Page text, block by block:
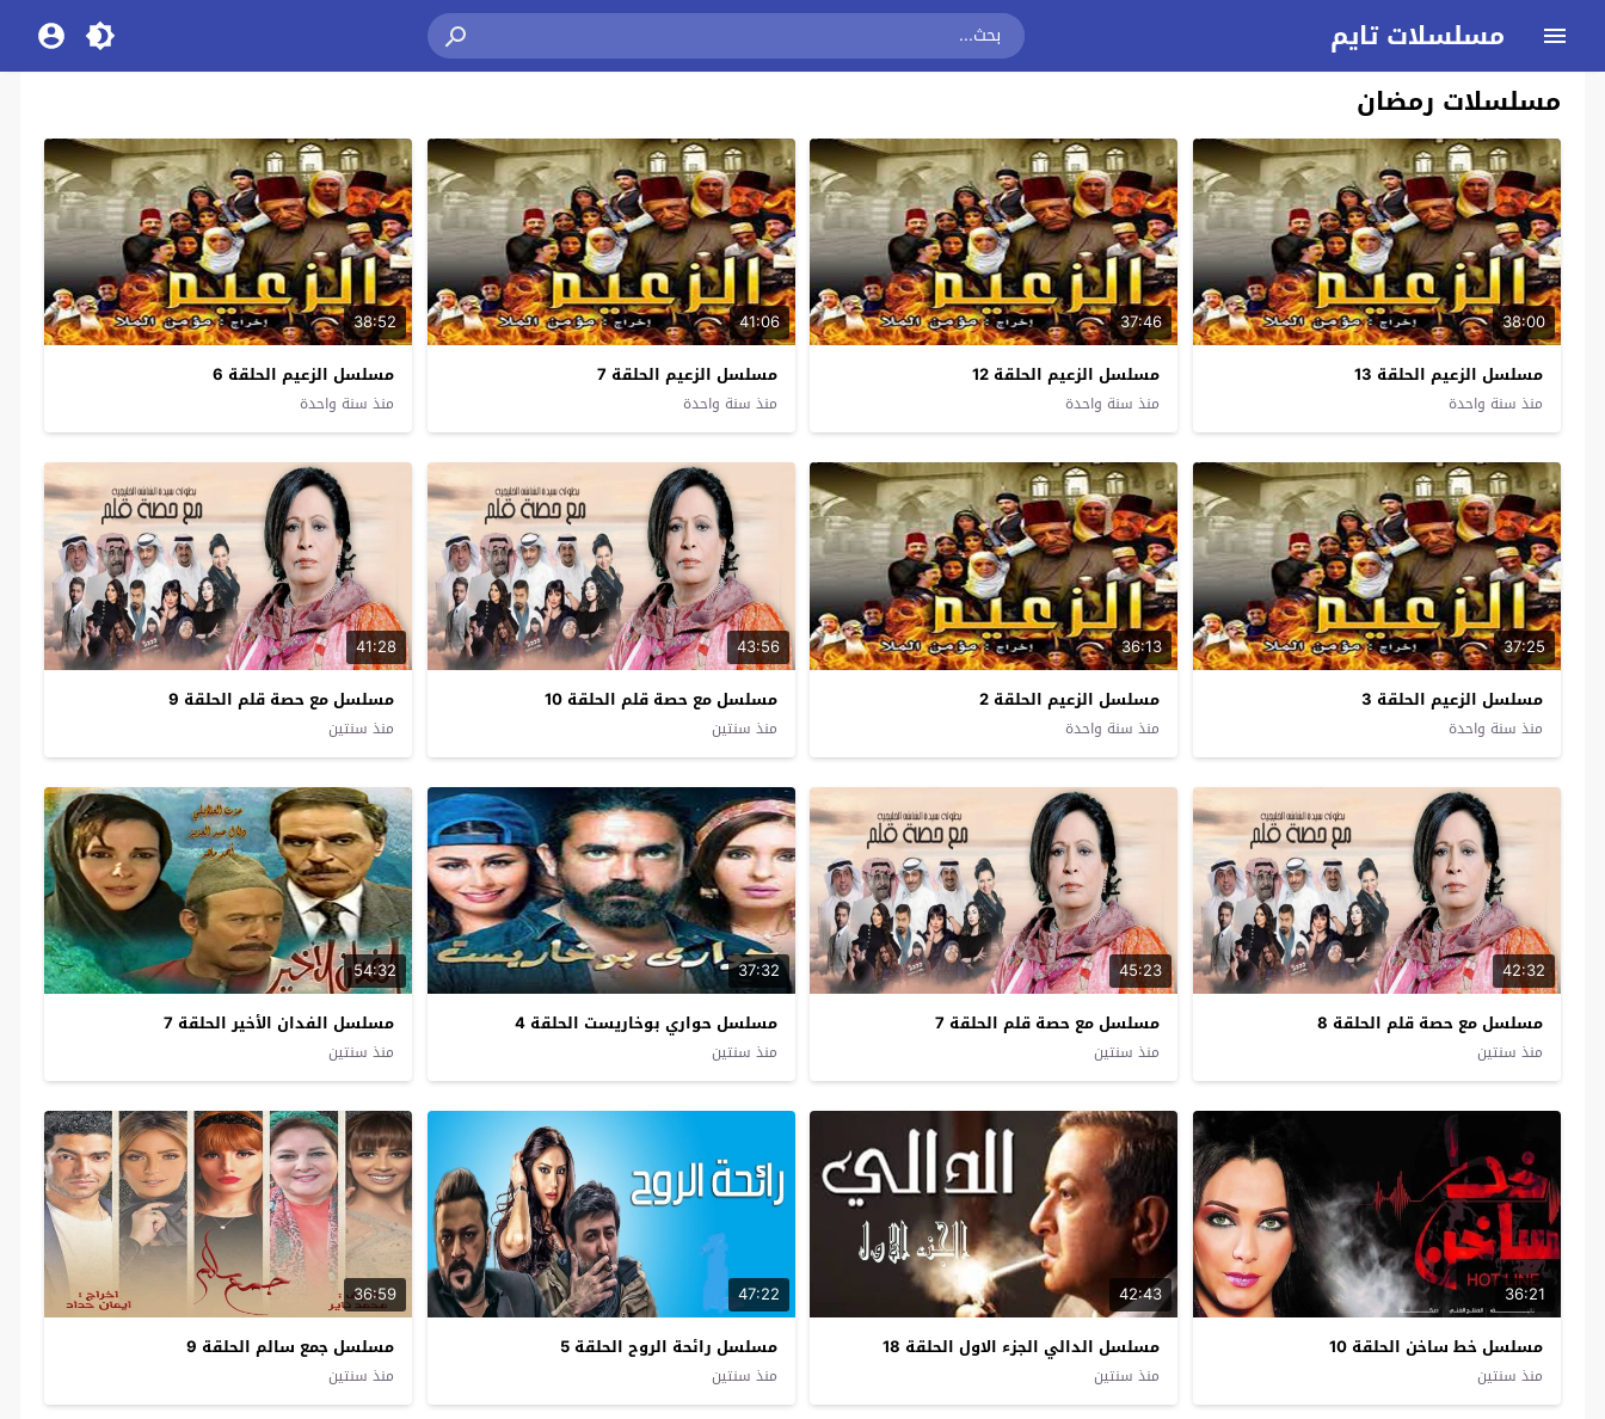
مسلسلات تايم
مسلسلات رمضان
38:00
مسلسل الزعيم الحلقة 13
منذ سنة واحدة
37:46
مسلسل الزعيم الحلقة 12
منذ سنة واحدة
41:06
مسلسل الزعيم الحلقة 7
منذ سنة واحدة
38:52
مسلسل الزعيم الحلقة 6
منذ سنة واحدة
37:25
مسلسل الزعيم الحلقة 3
منذ سنة واحدة
36:13
مسلسل الزعيم الحلقة 2
منذ سنة واحدة
43:56
مسلسل مع حصة قلم الحلقة 10
منذ سنتين
41:28
مسلسل مع حصة قلم الحلقة 9
منذ سنتين
42:32
مسلسل مع حصة قلم الحلقة 8
منذ سنتين
45:23
مسلسل مع حصة قلم الحلقة 7
منذ سنتين
37:32
مسلسل حواري بوخاريست الحلقة 4
منذ سنتين
54:32
مسلسل الفدان الأخير الحلقة 7
منذ سنتين
36:21
مسلسل خط ساخن الحلقة 10
منذ سنتين
42:43
مسلسل الدالي الجزء الاول الحلقة 18
منذ سنتين
47:22
مسلسل رائحة الروح الحلقة 5
منذ سنتين
36:59
مسلسل جمع سالم الحلقة 9
منذ سنتين